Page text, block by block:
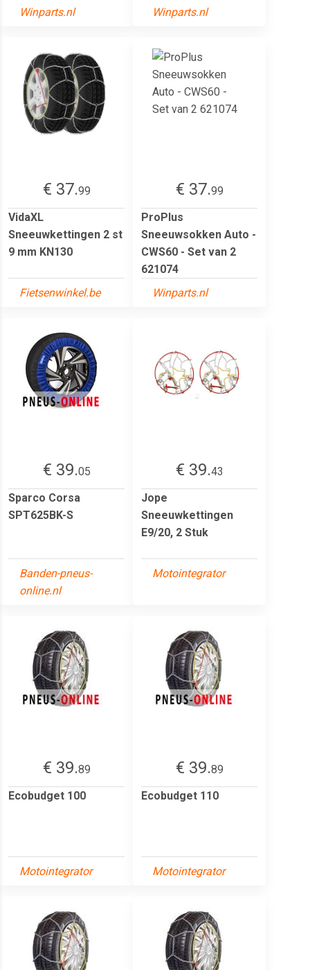
Winparts.nl Winparts.nl
€ 37.99
VidaXL
Sneeuwkettingen 2 st
9 mm KN130
Fietsenwinkel.be
€ 37.99
ProPlus
Sneeuwsokken Auto -
CWS60 - Set van 2
621074
Winparts.nl
€ 39.05
Sparco Corsa
SPT625BK-S
Banden-pneus-
online.nl
€ 39.43
Jope
Sneeuwkettingen
E9/20, 2 Stuk
Motointegrator
€ 39.89
Ecobudget 100
Motointegrator
€ 39.89
Ecobudget 110
Motointegrator